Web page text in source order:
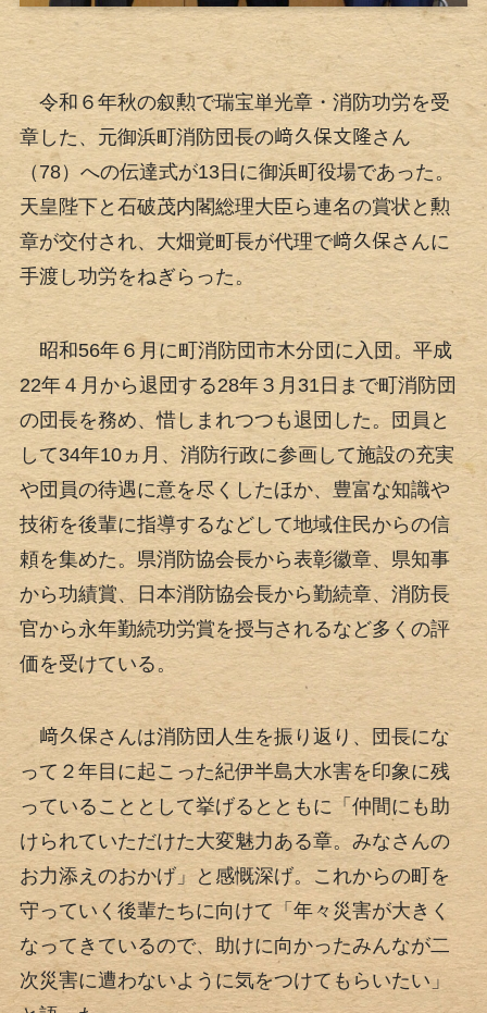
令和６年秋の叙勲で瑞宝単光章・消防功労を受
章した、元御浜町消防団長の﨑久保文隆さん
（78）への伝達式が13日に御浜町役場であった。
天皇陛下と石破茂内閣総理大臣ら連名の賞状と勲
章が交付され、大畑覚町長が代理で﨑久保さんに
手渡し功労をねぎらった。
昭和56年６月に町消防団市木分団に入団。平成
22年４月から退団する28年３月31日まで町消防団
の団長を務め、惜しまれつつも退団した。団員と
して34年10ヵ月、消防行政に参画して施設の充実
や団員の待遇に意を尽くしたほか、豊富な知識や
技術を後輩に指導するなどして地域住民からの信
頼を集めた。県消防協会長から表彰徽章、県知事
から功績賞、日本消防協会長から勤続章、消防長
官から永年勤続功労賞を授与されるなど多くの評
価を受けている。
﨑久保さんは消防団人生を振り返り、団長にな
って２年目に起こった紀伊半島大水害を印象に残
っていることとして挙げるとともに「仲間にも助
けられていただけた大変魅力ある章。みなさんの
お力添えのおかげ」と感慨深げ。これからの町を
守っていく後輩たちに向けて「年々災害が大きく
なってきているので、助けに向かったみんなが二
次災害に遭わないように気をつけてもらいたい」